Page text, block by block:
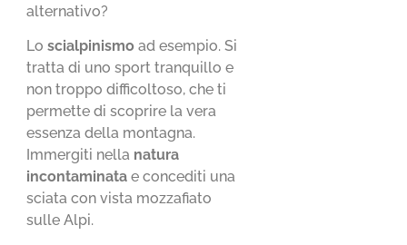
alternativo?
Loscialpinismoad esempio. Si
tratta di uno sport tranquillo e
non troppo difficoltoso, che ti
permette di scoprire la vera
essenza della montagna.
Immergiti nella natura
incontaminata e concediti una
sciata con vista mozzafiato
sulle Alpi.